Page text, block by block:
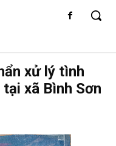
xử lý tình
xã Bình Sơn